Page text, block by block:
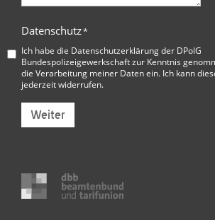
Datenschutz*
Ich habe die Datenschutzerklärung der DPolG
Bundespolizeigewerkschaftzur Kenntnis
die Verarbeitung meiner Daten ein. Ich kann
jederzeit widerrufen.
Weiter